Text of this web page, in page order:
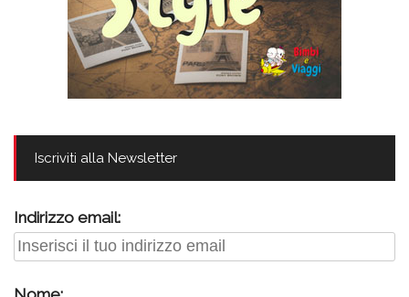
Iscriviti alla Newsletter
Indirizzo email: